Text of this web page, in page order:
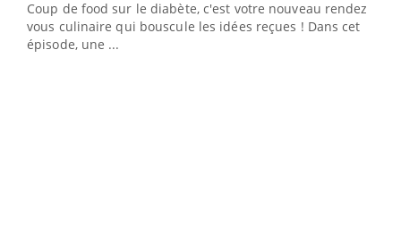
Coup de food sur le diabète, c'est votre nouveau rendez-
vous culinaire qui bouscule les idées reçues ! Dans cet
épisode, une ...